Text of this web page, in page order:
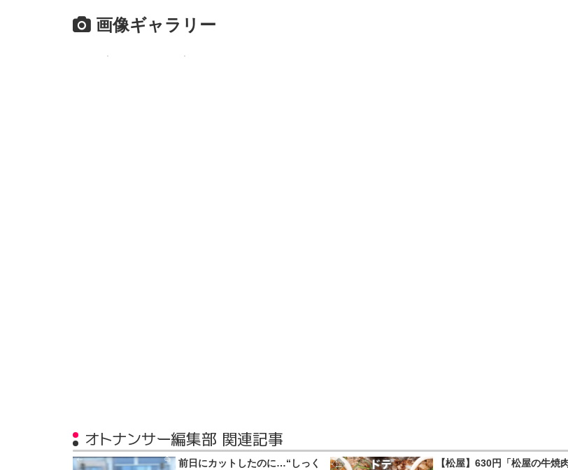
画像ギャラリー
オトナンサー編集部 関連記事
前日にカットしたのに…“しっく
【松屋】630円「松屋の牛焼